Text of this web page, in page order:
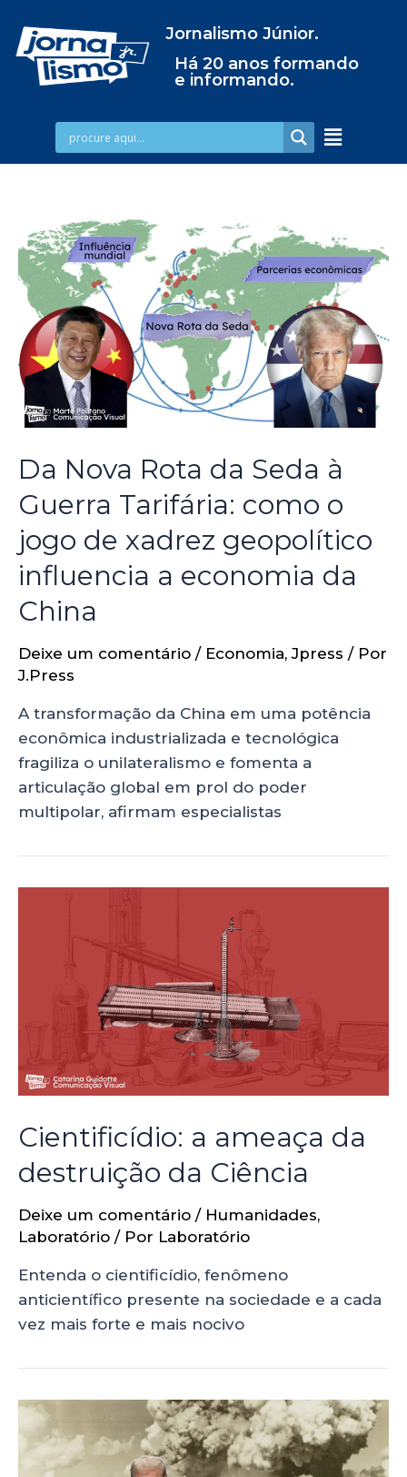
Jornalismo Júnior.
Há 20 anos formando
e informando.
Da Nova Rota da Seda à
Guerra Tarifária: como o
jogo de xadrez geopolítico
influencia a economia da
China
Deixe um comentário / Economia,Jpress / Por
J.Press
A transformação da China em uma potência
econômica industrializada e tecnológica
fragiliza o unilateralismo e fomenta a
articulação global em prol do poder
multipolar, afirmam especialistas
Cientificídio: a ameaça da
destruição da Ciência
Deixe um comentário / Humanidades,
Laboratório / Por Laboratório
Entenda o cientificídio, fenômeno
anticientífico presente na sociedade e a cada
vez mais forte e mais nocivo